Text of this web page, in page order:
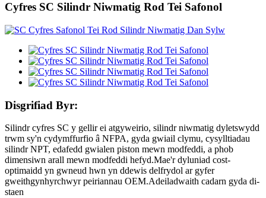
Cyfres SC Silindr Niwmatig Rod Tei Safonol
Disgrifiad Byr:
Silindr cyfres SC y gellir ei atgyweirio, silindr niwmatig dyletswydd
trwm sy'n cydymffurfio â NFPA, gyda gwiail clymu, cysylltiadau
silindr NPT, edafedd gwialen piston mewn modfeddi, a phob
dimensiwn arall mewn modfeddi hefyd.Mae'r dyluniad cost-
optimaidd yn gwneud hwn yn ddewis delfrydol ar gyfer
gweithgynhyrchwyr peiriannau OEM.Adeiladwaith cadarn gyda di-
staen